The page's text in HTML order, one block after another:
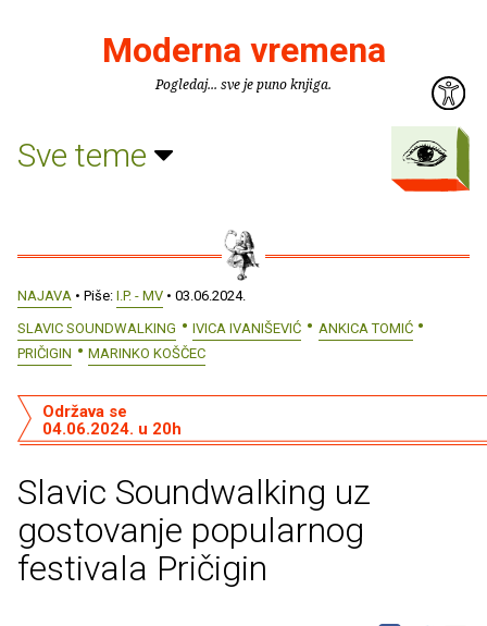
Moderna vremena
Pogledaj... sve je puno knjiga.
Sve teme
NAJAVA • Piše: I.P. - MV • 03.06.2024.
SLAVIC SOUNDWALKING
IVICA IVANIŠEVIĆ
ANKICA TOMIĆ
PRIČIGIN
MARINKO KOŠČEC
Slavic Soundwalking uz
gostovanje popularnog
festivala Pričigin
Održava se
04.06.2024. u 20h